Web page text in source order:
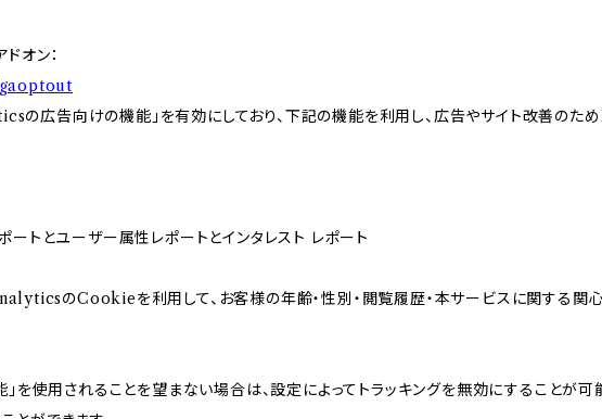
オン：
の広告向けの機能」を有効にしており、下記の機能を利用し、広告やサイト改
とユーザー属性レポートとインタレスト レポート
のCookieを利用して、お客様の年齢・性別・閲覧履歴・本サービスに関する関
使用されることを望まない場合は、設定によってトラッキングを無効にすることが